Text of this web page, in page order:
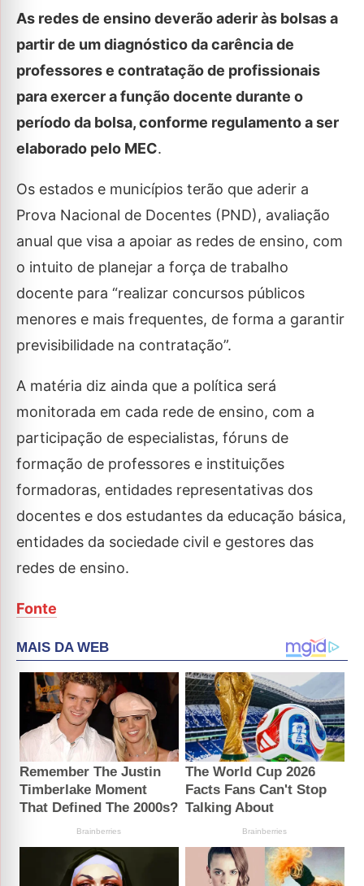
As redes de ensino deverão aderir às bolsas a
partir de um diagnóstico da carência de
professores e contratação de profissionais
para exercer a função docente durante o
período da bolsa, conforme regulamento a ser
elaborado pelo MEC.
Os estados e municípios terão que aderir a
Prova Nacional de Docentes (PND), avaliação
anual que visa a apoiar as redes de ensino, com
o intuito de planejar a força de trabalho
docente para “realizar concursos públicos
menores e mais frequentes, de forma a garantir
previsibilidade na contratação”.
A matéria diz ainda que a política será
monitorada em cada rede de ensino, com a
participação de especialistas, fóruns de
formação de professores e instituições
formadoras, entidades representativas dos
docentes e dos estudantes da educação básica,
entidades da sociedade civil e gestores das
redes de ensino.
Fonte